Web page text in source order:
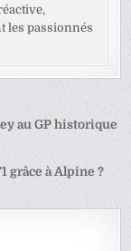
les passionnés
au GP historique
grâce à Alpine ?